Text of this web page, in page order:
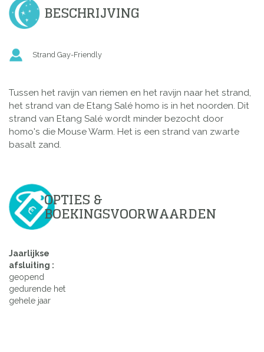
BESCHRIJVING
Strand Gay-Friendly
Tussen het ravijn van riemen en het ravijn naar het strand,
het strand van de Etang Salé homo is in het noorden. Dit
strand van Etang Salé wordt minder bezocht door
homo's die Mouse Warm. Het is een strand van zwarte
basalt zand.
OPTIES &
BOEKINGSVOORWAARDEN
Jaarlijkse
afsluiting :
geopend
gedurende het
gehele jaar